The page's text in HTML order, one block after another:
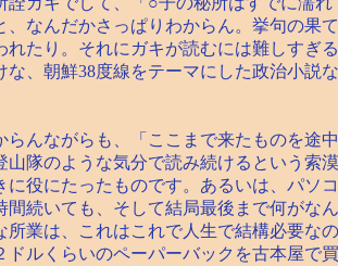
、なんだかさっぱりわからん。挙句の果
れたり。それにガキが読むには難しすぎ
な、朝鮮38度線をテーマにした政治小説
んながらも、「ここまで来たものを途
山隊のような気分で読み続けるという索
に役にたったものです。あるいは、パソ
間続いても、そして結局最後まで何がな
所業は、これはこれで人生で結構必要な
ドルくらいのペーパーバックを古本屋で